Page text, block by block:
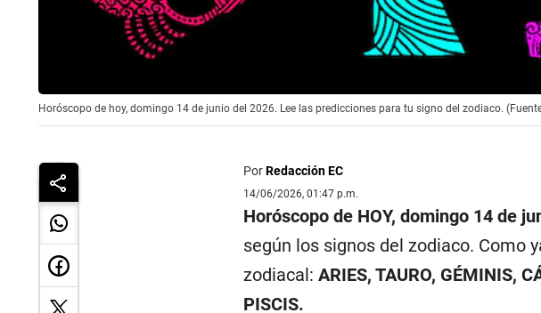
Horóscopo de hoy, domingo 14 de junio del 2026. Lee las predicciones para tu signo del zodiaco.
PorRedacción EC
14/06/2026, 01:47 p.m.
Horóscopo de HOY, domingo 14 de
según los signos del zodiaco. Como
zodiacal:ARIES, TAURO, GÉMINIS,
PISCIS.